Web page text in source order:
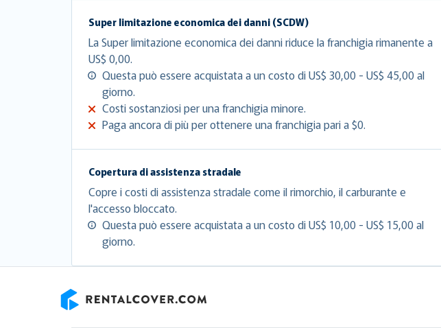
Super limitazione economica dei danni (SCDW)
La Super limitazione economica dei danni riduce la franchigia rimanente a
US$ 0,00.
Questa può essere acquistata a un costo di US$ 30,00 - US$ 45,00 al
giorno.
Costi sostanziosi per una franchigia minore.
Paga ancora di più per ottenere una franchigia pari a $0.
Copertura di assistenza stradale
Copre i costi di assistenza stradale come il rimorchio, il carburante e
l'accesso bloccato.
Questa può essere acquistata a un costo di US$ 10,00 - US$ 15,00 al
giorno.